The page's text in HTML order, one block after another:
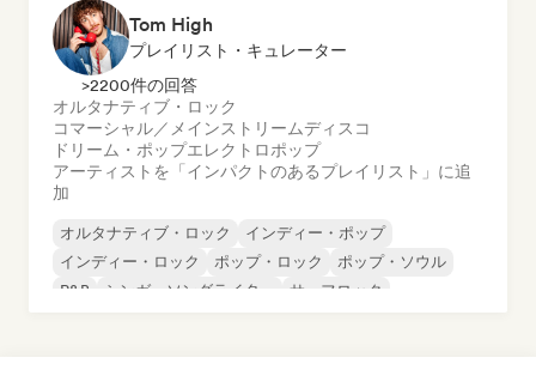
Tom High
プレイリスト・キュレーター
>2200件の回答
オルタナティブ・ロック
コマーシャル／メインストリームディスコ
ドリーム・ポップエレクトロポップ
アーティストを「インパクトのあるプレイリスト」に追
加
オルタナティブ・ロック
インディー・ポップ
インディー・ロック
ポップ・ロック
ポップ・ソウル
R&B
シンガーソングライター サーフロック